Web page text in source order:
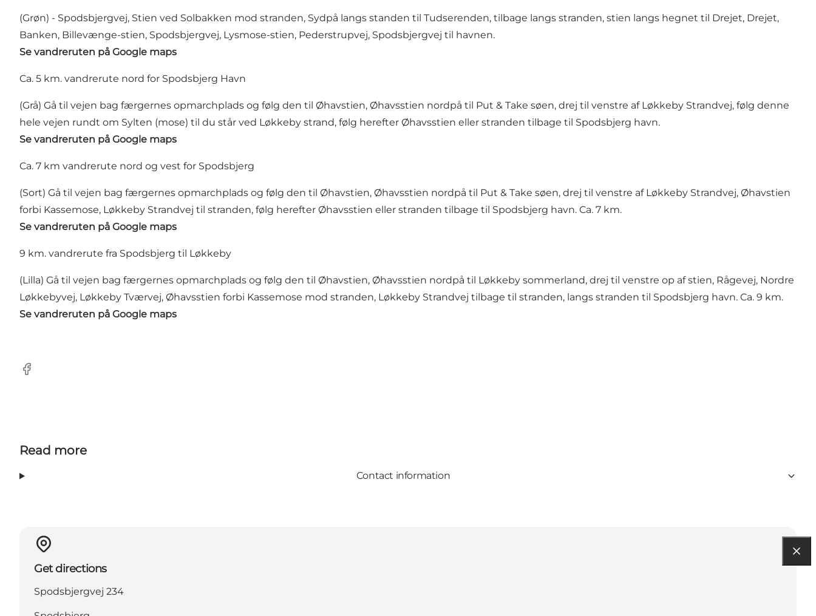
(Grøn) - Spodsbjergvej, Stien ved Solbakken mod stranden, Sydpå langs standen til Tudserenden, tilbage langs stranden, stien langs hegnet til Drejet, Drejet,
Banken, Billevænge-stien, Spodsbjergvej, Lysmose-stien, Pederstrupvej, Spodsbjergvej til havnen.
Se vandreruten på Google maps
Ca. 5 km. vandrerute nord for Spodsbjerg Havn
(Grå) Gå til vejen bag færgernes opmarchplads og følg den til Øhavstien, Øhavsstien nordpå til Put & Take søen, drej til venstre af Løkkeby Strandvej, følg denne
hele vejen rundt om Sylten (mose) til du står ved Løkkeby strand, følg herefter Øhavsstien eller stranden tilbage til Spodsbjerg havn.
Se vandreruten på Google maps
Ca. 7 km vandrerute nord og vest for Spodsbjerg
(Sort) Gå til vejen bag færgernes opmarchplads og følg den til Øhavstien, Øhavsstien nordpå til Put & Take søen, drej til venstre af Løkkeby Strandvej, Øhavstien
forbi Kassemose, Løkkeby Strandvej til stranden, følg herefter Øhavsstien eller stranden tilbage til Spodsbjerg havn. Ca. 7 km.
Se vandreruten på Google maps
9 km. vandrerute fra Spodsbjerg til Løkkeby
(Lilla) Gå til vejen bag færgernes opmarchplads og følg den til Øhavstien, Øhavsstien nordpå til Løkkeby sommerland, drej til venstre op af stien, Rågevej, Nordre
Løkkebyvej, Løkkeby Tværvej, Øhavsstien forbi Kassemose mod stranden, Løkkeby Strandvej tilbage til stranden, langs stranden til Spodsbjerg havn. Ca. 9 km.
Se vandreruten på Google maps
Facebook
Read more
Contact information
Get directions
Spodsbjergvej 234